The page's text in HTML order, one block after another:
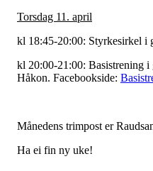
Torsdag 11. april
kl 18:45-20:00: Styrkesirkel i
kl 20:00-21:00: Basistrening i
Håkon. Facebookside:
Månedens trimpost er
Ha ei fin ny uke!